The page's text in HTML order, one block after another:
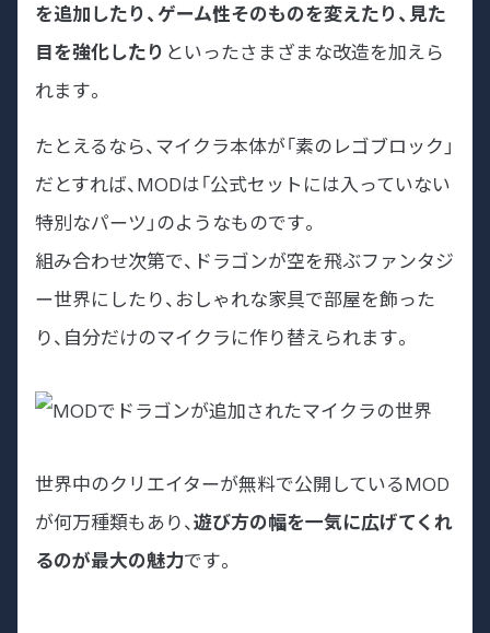
を追加したり、ゲーム性そのものを変えたり、見た
目を強化したり といったさまざまな改造を加えら
れます。
たとえるなら、マイクラ本体が「素のレゴブロック」
だとすれば、MODは「公式セットには入っていない
特別なパーツ」のようなものです。
組み合わせ次第で、ドラゴンが空を飛ぶファンタジ
ー世界にしたり、おしゃれな家具で部屋を飾った
り、自分だけのマイクラに作り替えられます。
世界中のクリエイターが無料で公開しているMOD
が何万種類もあり、遊び方の幅を一気に広げてくれ
るのが最大の魅力です。